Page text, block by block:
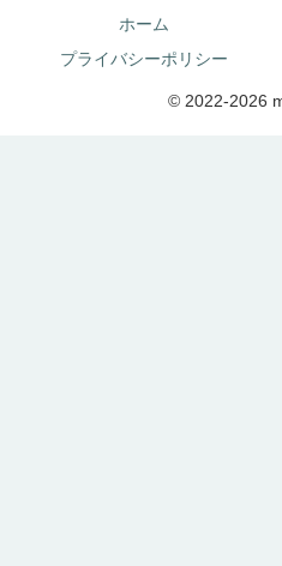
ホーム
プライバシーポリシー
© 2022-2026